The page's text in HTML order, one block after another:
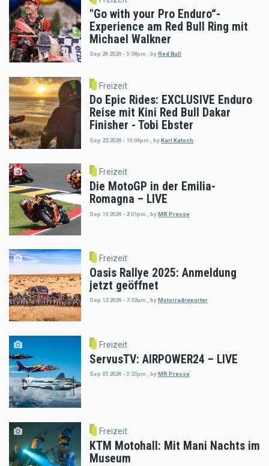
"Go with your Pro Enduro“-
Experience am Red Bull Ring mit
Michael Walkner
Sep 24 2024 - 5:58pm byRed Bull
Freizeit
Do Epic Rides: EXCLUSIVE Enduro
Reise mit Kini Red Bull Dakar
Finisher - Tobi Ebster
Sep 22 2024 - 10:04pm byKarl Katoch
Freizeit
Die MotoGP in der Emilia-
Romagna – LIVE
Sep 19 2024 - 2:01pm byMR Presse
Freizeit
Oasis Rallye 2025: Anmeldung
jetzt geöffnet
Sep 12 2024 - 7:32am , byMotorradreporter
Freizeit
ServusTV: AIRPOWER24 – LIVE
Sep 05 2024 - 5:35pm byMR Presse
Freizeit
KTM Motohall: Mit Mani Nachts im
Museum